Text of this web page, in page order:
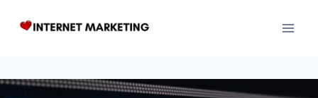
Inhalt